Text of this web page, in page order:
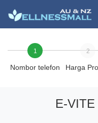
1
Nombor telefon
2
Harga
E-